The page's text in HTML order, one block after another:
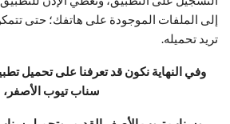
إلى الملفات الموجودة على هاتفك؛ حتى
تريد تحميله.
وفي النهاية نكون قد تعرفنا على تحميل
سناب تيوب الأصفر،